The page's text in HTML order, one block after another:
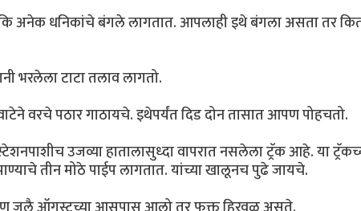
कि अनेक धनिकांचे बंगले लागतात. आपलाही इथे बंगला असता तर
भरलेला टाटा तलाव लागतो.
वरचे पठार गाठायचे. इथेपर्यंत दिड दोन तासात आपण पोहचतो.
उजव्या हातालासुध्दा वापरात नसलेला ट्रॅक आहे. या
तीन मोठे पाईप लागतात. यांच्या खालूनच पुढे जायचे.